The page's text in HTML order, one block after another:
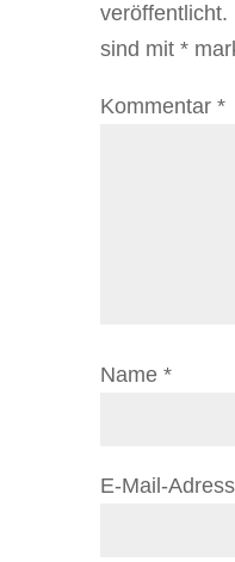
veröffentlicht.
sind mit *
Kommentar *
Name *
E-Mail-